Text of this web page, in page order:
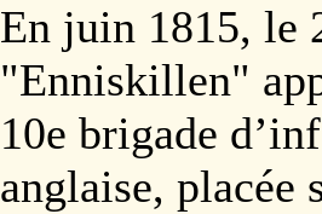
En juin 1815, le
"Enniskillen"
10e brigade
anglaise, placée